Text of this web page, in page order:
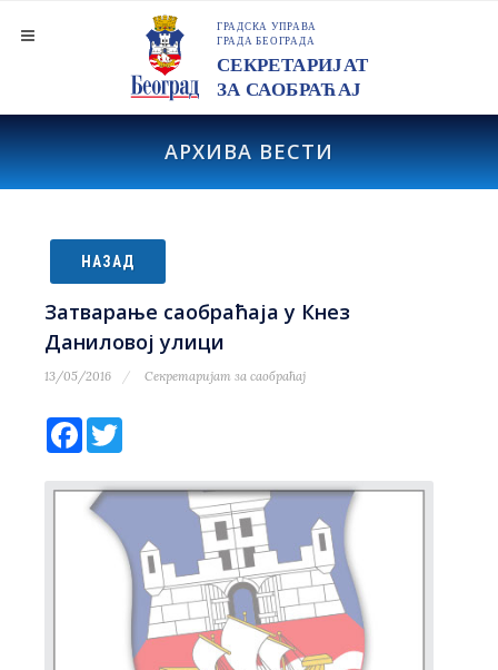
АРХИВА ВЕСТИ
НАЗАД
Затварање саобраћаја у Кнез
Даниловој улици
13/05/2016 Секретаријат за саобраћај
Facebook